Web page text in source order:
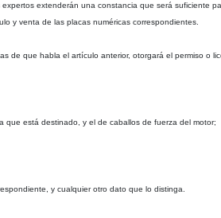
extenderán una constancia que será suficiente
y venta de las placas numéricas correspondientes.
de que habla el artículo anterior, otorgará el permiso o
que está destinado, y el de caballos de fuerza del motor;
y cualquier otro dato que lo distinga.